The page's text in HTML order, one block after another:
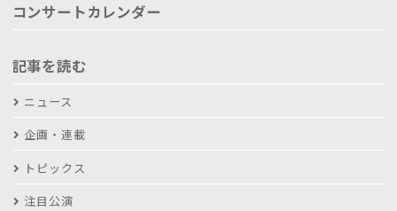
コンサートカレンダー
記事を読む
ニュース
企画・連載
トピックス
注目公演